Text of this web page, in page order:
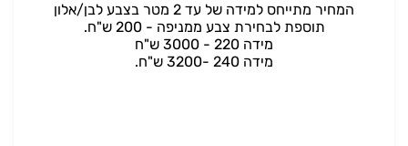
המחיר מתייחס למידה של עד 2 מטר בצבע לבן/אלון
תוספת לבחירת צבע ממניפה - 200 ש"ח.
מידה 220 - 3000 ש"ח
מידה 240 -3200 ש"ח.